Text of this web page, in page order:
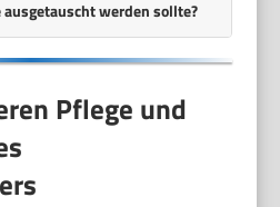
werden sollte?
Pflege und